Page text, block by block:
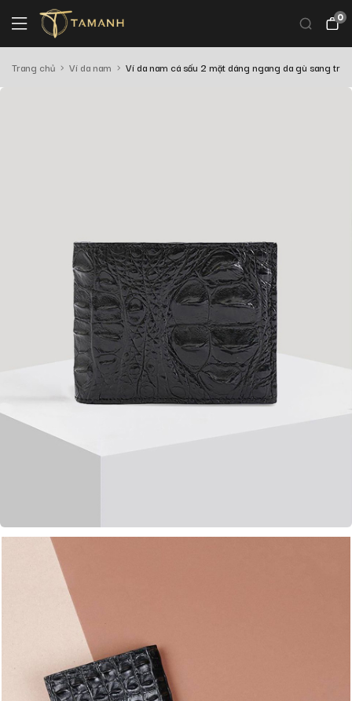
0
Trang chủ Ví da nam Ví da nam cá sấu 2 mặt dáng ngang da gù sang